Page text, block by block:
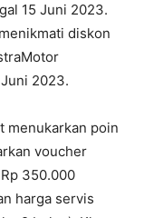
15 Juni 2023.
diskon
2023.
menukarkan poin
voucher
350.000
harga servis